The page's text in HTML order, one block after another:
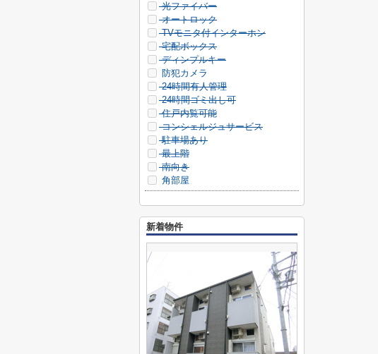
光ファイバー
オートロック
TVモニタ付インターホン
宅配ボックス
ディンプルキー
防犯カメラ
24時間有人管理
24時間ゴミ出し可
住戸内覧可能
コンシェルジュサービス
駐車場あり
最上階
南向き
角部屋
新着物件